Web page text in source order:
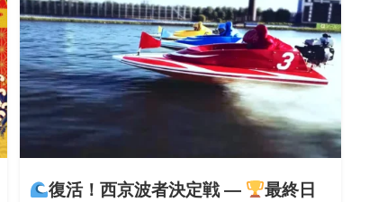
日だから様…
復活！西京波者決定戦 —
最終日